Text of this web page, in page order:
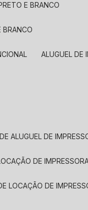
E BRANCO
BRANCO
ALUGUEL
DE ALUGUEL DE
DE
LOCAÇÃO DE